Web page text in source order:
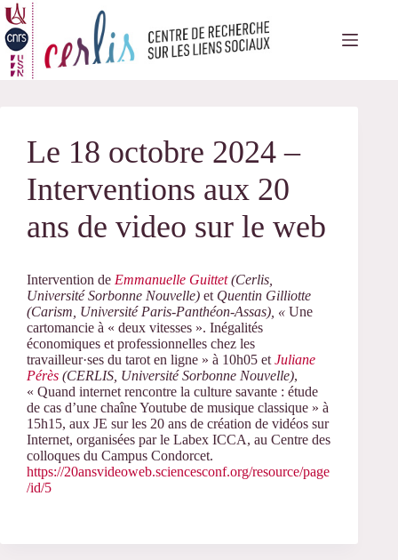
Passer
au
contenu
Le 18 octobre 2024 –
Interventions aux 20
ans de video sur le web
Intervention de Emmanuelle Guittet(Cerlis,
Université Sorbonne Nouvelle) et Quentin Gilliotte
(Carism, Université Paris-Panthéon-Assas), « Une
cartomancie à « deux vitesses ». Inégalités
économiques et professionnelles chez les
travailleur·ses du tarot en ligne » à 10h05 et Juliane
Pérès (CERLIS, Université Sorbonne Nouvelle),
« Quand internet rencontre la culture savante : étude
de cas d’une chaîne Youtube de musique classique » à
15h15, aux JE sur les 20 ans de création de vidéos sur
Internet, organisées par le Labex ICCA, au Centre des
colloques du Campus Condorcet.
https://20ansvideoweb.sciencesconf.org/resource/page
/id/5